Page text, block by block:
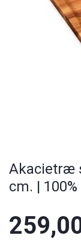
Akacietræ
cm. | 100%